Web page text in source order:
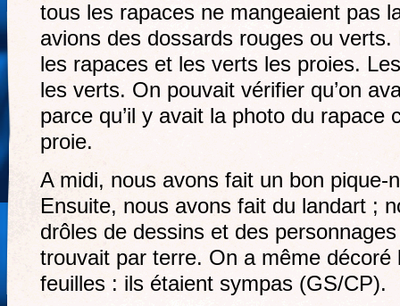
tous les rapaces ne mangeaient pas
avions des dossards rouges ou
les rapaces et les verts les proies.
les verts. On pouvait vérifier qu’on
parce qu’il y avait la photo du rapace
proie.
A midi, nous avons fait un bon pique-
Ensuite, nous avons fait du landart ;
drôles de dessins et des
trouvait par terre. On a même
feuilles : ils étaient sympas (GS/CP).